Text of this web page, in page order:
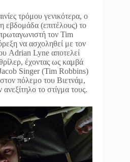
τρόμου γενικότερα, ο
εβδομάδα (επιτέλους) το
τον Tim
να ασχοληθεί με τον
Adrian Lyne αποτελεί
έχοντας ως καμβά
Singer (Tim Robbins)
πόλεμο του Βιετνάμ,
το στίγμα τους.